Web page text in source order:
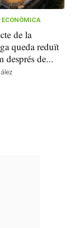
ECONÒMICA
de la
queda reduït
després de...